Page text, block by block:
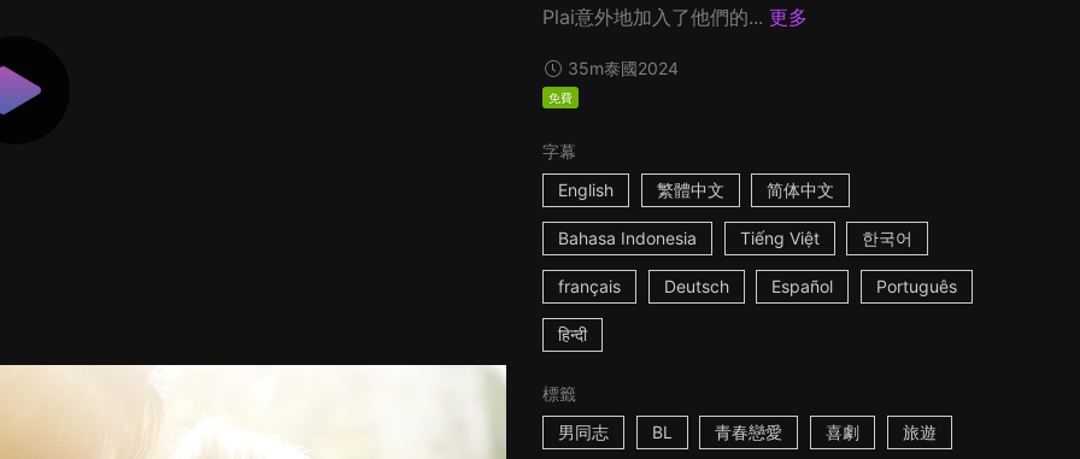
Plai意外地加入了他們的... 更多
35m泰國2024
免費
字幕
English
繁體中文 简体中文
Bahasa Indonesia Tiếng Việt 한국어
français Deutsch Español Português
हिन्दी
標籤
男同志
BL 青春戀愛 喜劇 旅遊